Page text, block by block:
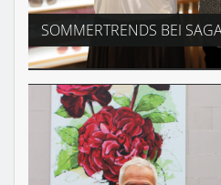
SOMMERTRENDS BEI